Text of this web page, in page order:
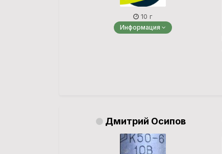
10 г
Информация
Дмитрий Осипов